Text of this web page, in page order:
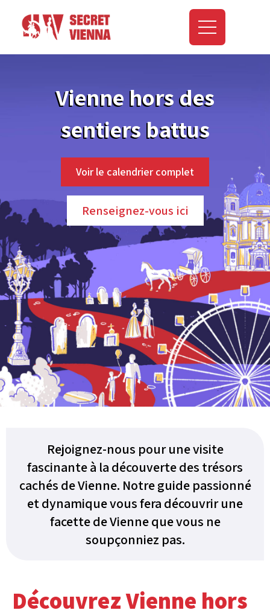
Vienne hors des
sentiers battus
Voir le calendrier complet
Renseignez-vous ici
Rejoignez-nous pour une visite
fascinante à la découverte des trésors
cachés de Vienne. Notre guide passionné
et dynamique vous fera découvrir une
facette de Vienne que vous ne
soupçonniez pas.
Découvrez Vienne hors